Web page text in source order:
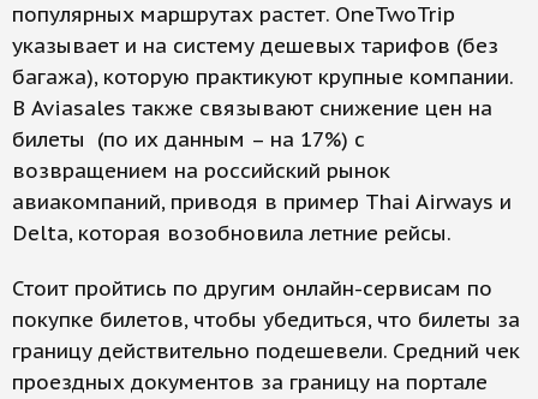
популярных маршрутах растет. OneTwoTrip
указывает и на систему дешевых тарифов (без
багажа), которую практикуют крупные компании.
В Aviasales также связывают снижение цен на
билеты (по их данным – на 17%) с
возвращением на российский рынок
авиакомпаний, приводя в пример Thai Airways и
Delta, которая возобновила летние рейсы.
Стоит пройтись по другим онлайн-сервисам по
покупке билетов, чтобы убедиться, что билеты за
границу действительно подешевели. Средний чек
проездных документов за границу на портале